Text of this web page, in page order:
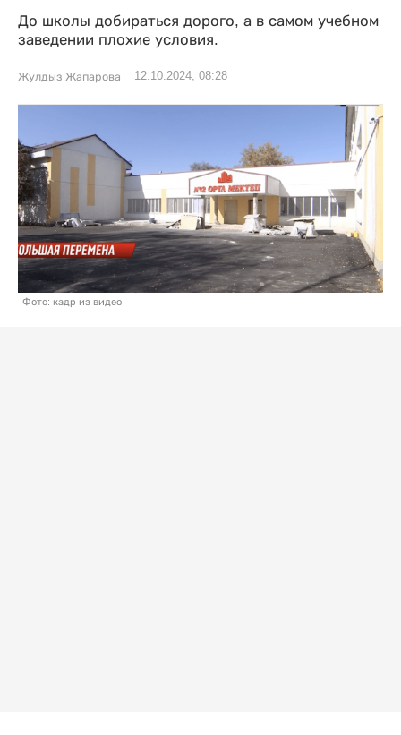
До школы добираться дорого, а в самом учебном
заведении плохие условия.
Жулдыз Жапарова 12.10.2024, 08:28
Фото: кадр из видео